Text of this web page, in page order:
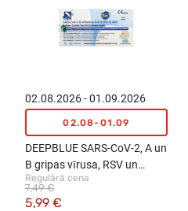
02.08.2026 - 01.09.2026
02.08-01.09
DEEPBLUE SARS-CoV-2, A un
B gripas vīrusa, RSV un
adenovīrusa antigēnu
kombinētais testa komplekts
Regulārā cena
5,99 €
7,49 €